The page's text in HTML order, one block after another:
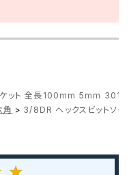
ケット 全長100mm 5mm
角 > 3/8DR ヘックスビット